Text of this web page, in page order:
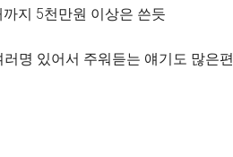
지 5천만원 이상은 쓴듯
명 있어서 주워듣는 얘기도 많은편